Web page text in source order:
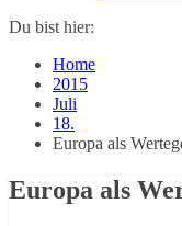
Du bist hier:
Home
2015
Juli
18.
Europa als
Europa als